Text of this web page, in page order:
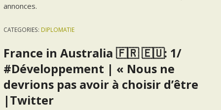
annonces.
CATEGORIES: DIPLOMATIE
France in Australia 🇫🇷 🇪🇺: 1/
#Développement | « Nous ne
devrions pas avoir à choisir d’être
|Twitter